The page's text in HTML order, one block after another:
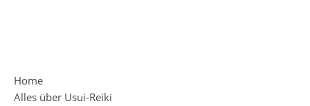
Home
Alles über Usui-Reiki